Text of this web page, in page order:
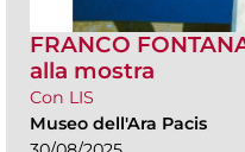
FRANCO
alla mostra
Con LIS
Museo dell'Ara Pacis